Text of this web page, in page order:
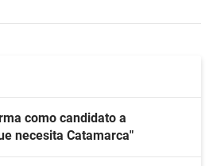
como candidato a
necesita Catamarca"